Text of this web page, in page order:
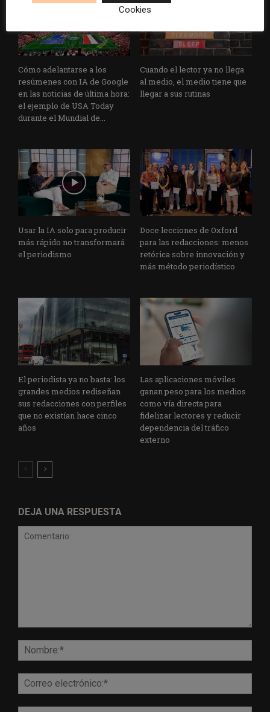
Cómo adelantarse a los
resúmenes con IA de Google
en las noticias de última hora:
el ejemplo de USA Today
durante el Mundial de...
Cuando el lector ya no llega
al medio, el medio tiene que
llegar a sus rutinas
Usar la IA solo para producir
más rápido no transformará
el periodismo
Doce lecciones de Oxford
para las redacciones: menos
retórica sobre innovación y
más método periodístico
El periodista ya no basta: los
grandes medios rediseñan
sus redacciones con perfiles
que no existían hace cinco
años
Las aplicaciones móviles
ganan peso para los medios
como vía directa para
fidelizar lectores y reducir
dependencia del tráfico
externo
DEJA UNA RESPUESTA
Cookies